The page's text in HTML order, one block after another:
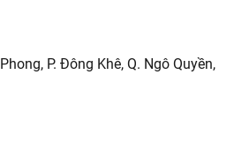
P. Đông Khê, Q. Ngô Quyền,